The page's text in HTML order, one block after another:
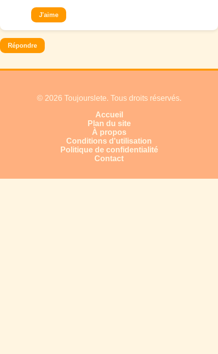
J'aime
Répondre
© 2026 Toujourslete. Tous droits réservés.
Accueil
Plan du site
À propos
Conditions d'utilisation
Politique de confidentialité
Contact